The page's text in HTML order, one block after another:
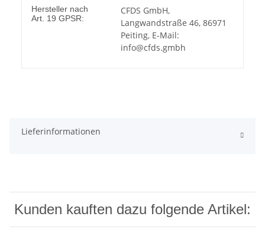
Hersteller nach
Art. 19 GPSR:
CFDS GmbH,
Langwandstraße 46, 86971
Peiting, E-Mail:
info@cfds.gmbh
Lieferinformationen
Kunden kauften dazu folgende Artikel: